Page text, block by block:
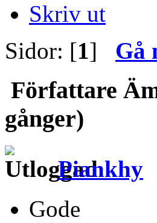
Skriv ut
Sidor: [1] Gå
Författare
gånger)
Piankhy
Gode